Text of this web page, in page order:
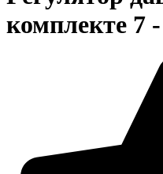
комплекте 7